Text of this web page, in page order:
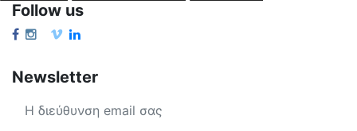
Follow us
Newsletter